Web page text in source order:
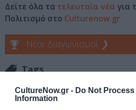
CultureNow.gr - Do Not Process
Information
Δείτε όλα τα τελευταία νέα για
Πολιτισμό στο Culturenow.gr
Νέοι Διαγωνισμοί ❯
Tags
ΕΚΔΟΣΕΙΣ ΜΕΤΑΙΧΜΙΟ ΠΑΙΔΙΚΟ